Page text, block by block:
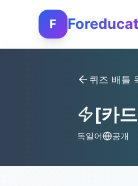
F
퀴즈 배틀
[카
독일어 공개